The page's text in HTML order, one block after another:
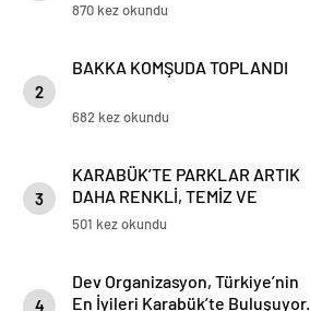
870 kez okundu
2
BAKKA KOMŞUDA TOPLANDI
682 kez okundu
3
KARABÜK’TE PARKLAR ARTIK
DAHA RENKLİ, TEMİZ VE
GÜVENLİ
501 kez okundu
4
Dev Organizasyon, Türkiye’nin
En İyileri Karabük’te Buluşuyor.